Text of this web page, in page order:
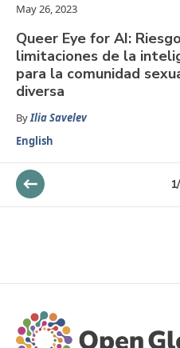
May 26, 2023
Queer Eye for AI:
limitaciones de la
para la comunidad
diversa
ByIlia Savelev
English
1/